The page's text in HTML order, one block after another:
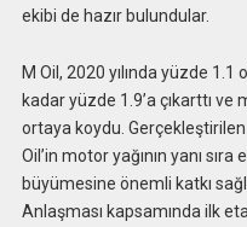
ekibi de hazır bulundular.
M Oil, 2020 yılında yüzde 1.1
kadar yüzde 1.9’a çıkarttı
ortaya koydu.
Oil’in motor yağının yanı
büyümesine önemli katkı
Anlaşması kapsamında ilk